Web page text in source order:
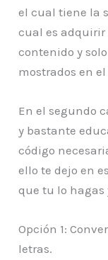
el cual tiene la
cual es adquirir
contenido y
mostrados en
En el segundo
y bastante
código
ello te dejo en
que tu lo hagas
Opción 1:
letras.